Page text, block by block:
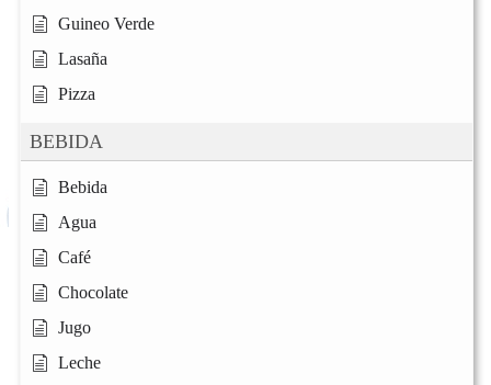
Guineo Verde
Lasaña
Pizza
BEBIDA
Bebida
Agua
Café
Chocolate
Jugo
Leche